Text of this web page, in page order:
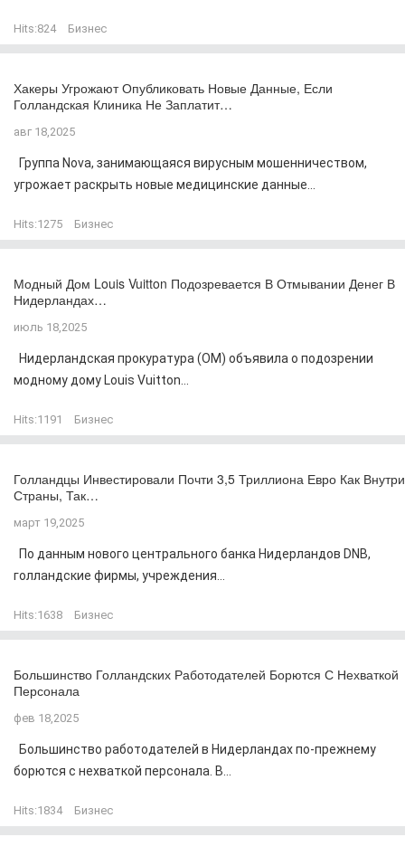
Hits:824 Бизнес
Хакеры Угрожают Опубликовать Новые Данные, Если
Голландская Клиника Не Заплатит…
авг 18,2025
Группа Nova, занимающаяся вирусным мошенничеством,
угрожает раскрыть новые медицинские данные...
Hits:1275 Бизнес
Модный Дом Louis Vuitton Подозревается В Отмывании Денег В
Нидерландах…
июль 18,2025
Нидерландская прокуратура (OM) объявила о подозрении
модному дому Louis Vuitton...
Hits:1191 Бизнес
Голландцы Инвестировали Почти 3,5 Триллиона Евро Как Внутри
Страны, Так…
март 19,2025
По данным нового центрального банка Нидерландов DNB,
голландские фирмы, учреждения...
Hits:1638 Бизнес
Большинство Голландских Работодателей Борются С Нехваткой
Персонала
фев 18,2025
Большинство работодателей в Нидерландах по-прежнему
борются с нехваткой персонала. В...
Hits:1834 Бизнес